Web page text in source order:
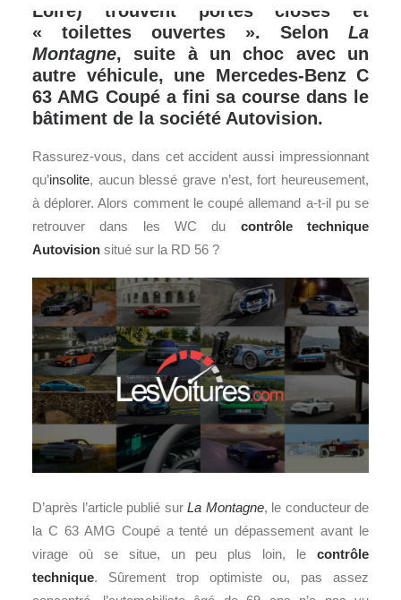
Loire) trouvent portes closes et
« toilettes ouvertes ». Selon La
Montagne, suite à un choc avec un
autre véhicule, une Mercedes-Benz C
63 AMG Coupé a fini sa course dans le
bâtiment de la société Autovision.
Rassurez-vous, dans cet accident aussi impressionnant
qu’insolite, aucun blessé grave n’est, fort heureusement,
à déplorer. Alors comment le coupé allemand a-t-il pu se
retrouver dans les WC du contrôle technique
Autovision situé sur la RD 56 ?
D’après l’article publié sur La Montagne, le conducteur de
la C 63 AMG Coupé a tenté un dépassement avant le
virage où se situe, un peu plus loin, le contrôle
technique. Sûrement trop optimiste ou, pas assez